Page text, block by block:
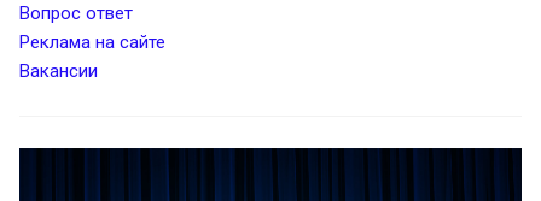
Вопрос ответ
Реклама на сайте
Вакансии